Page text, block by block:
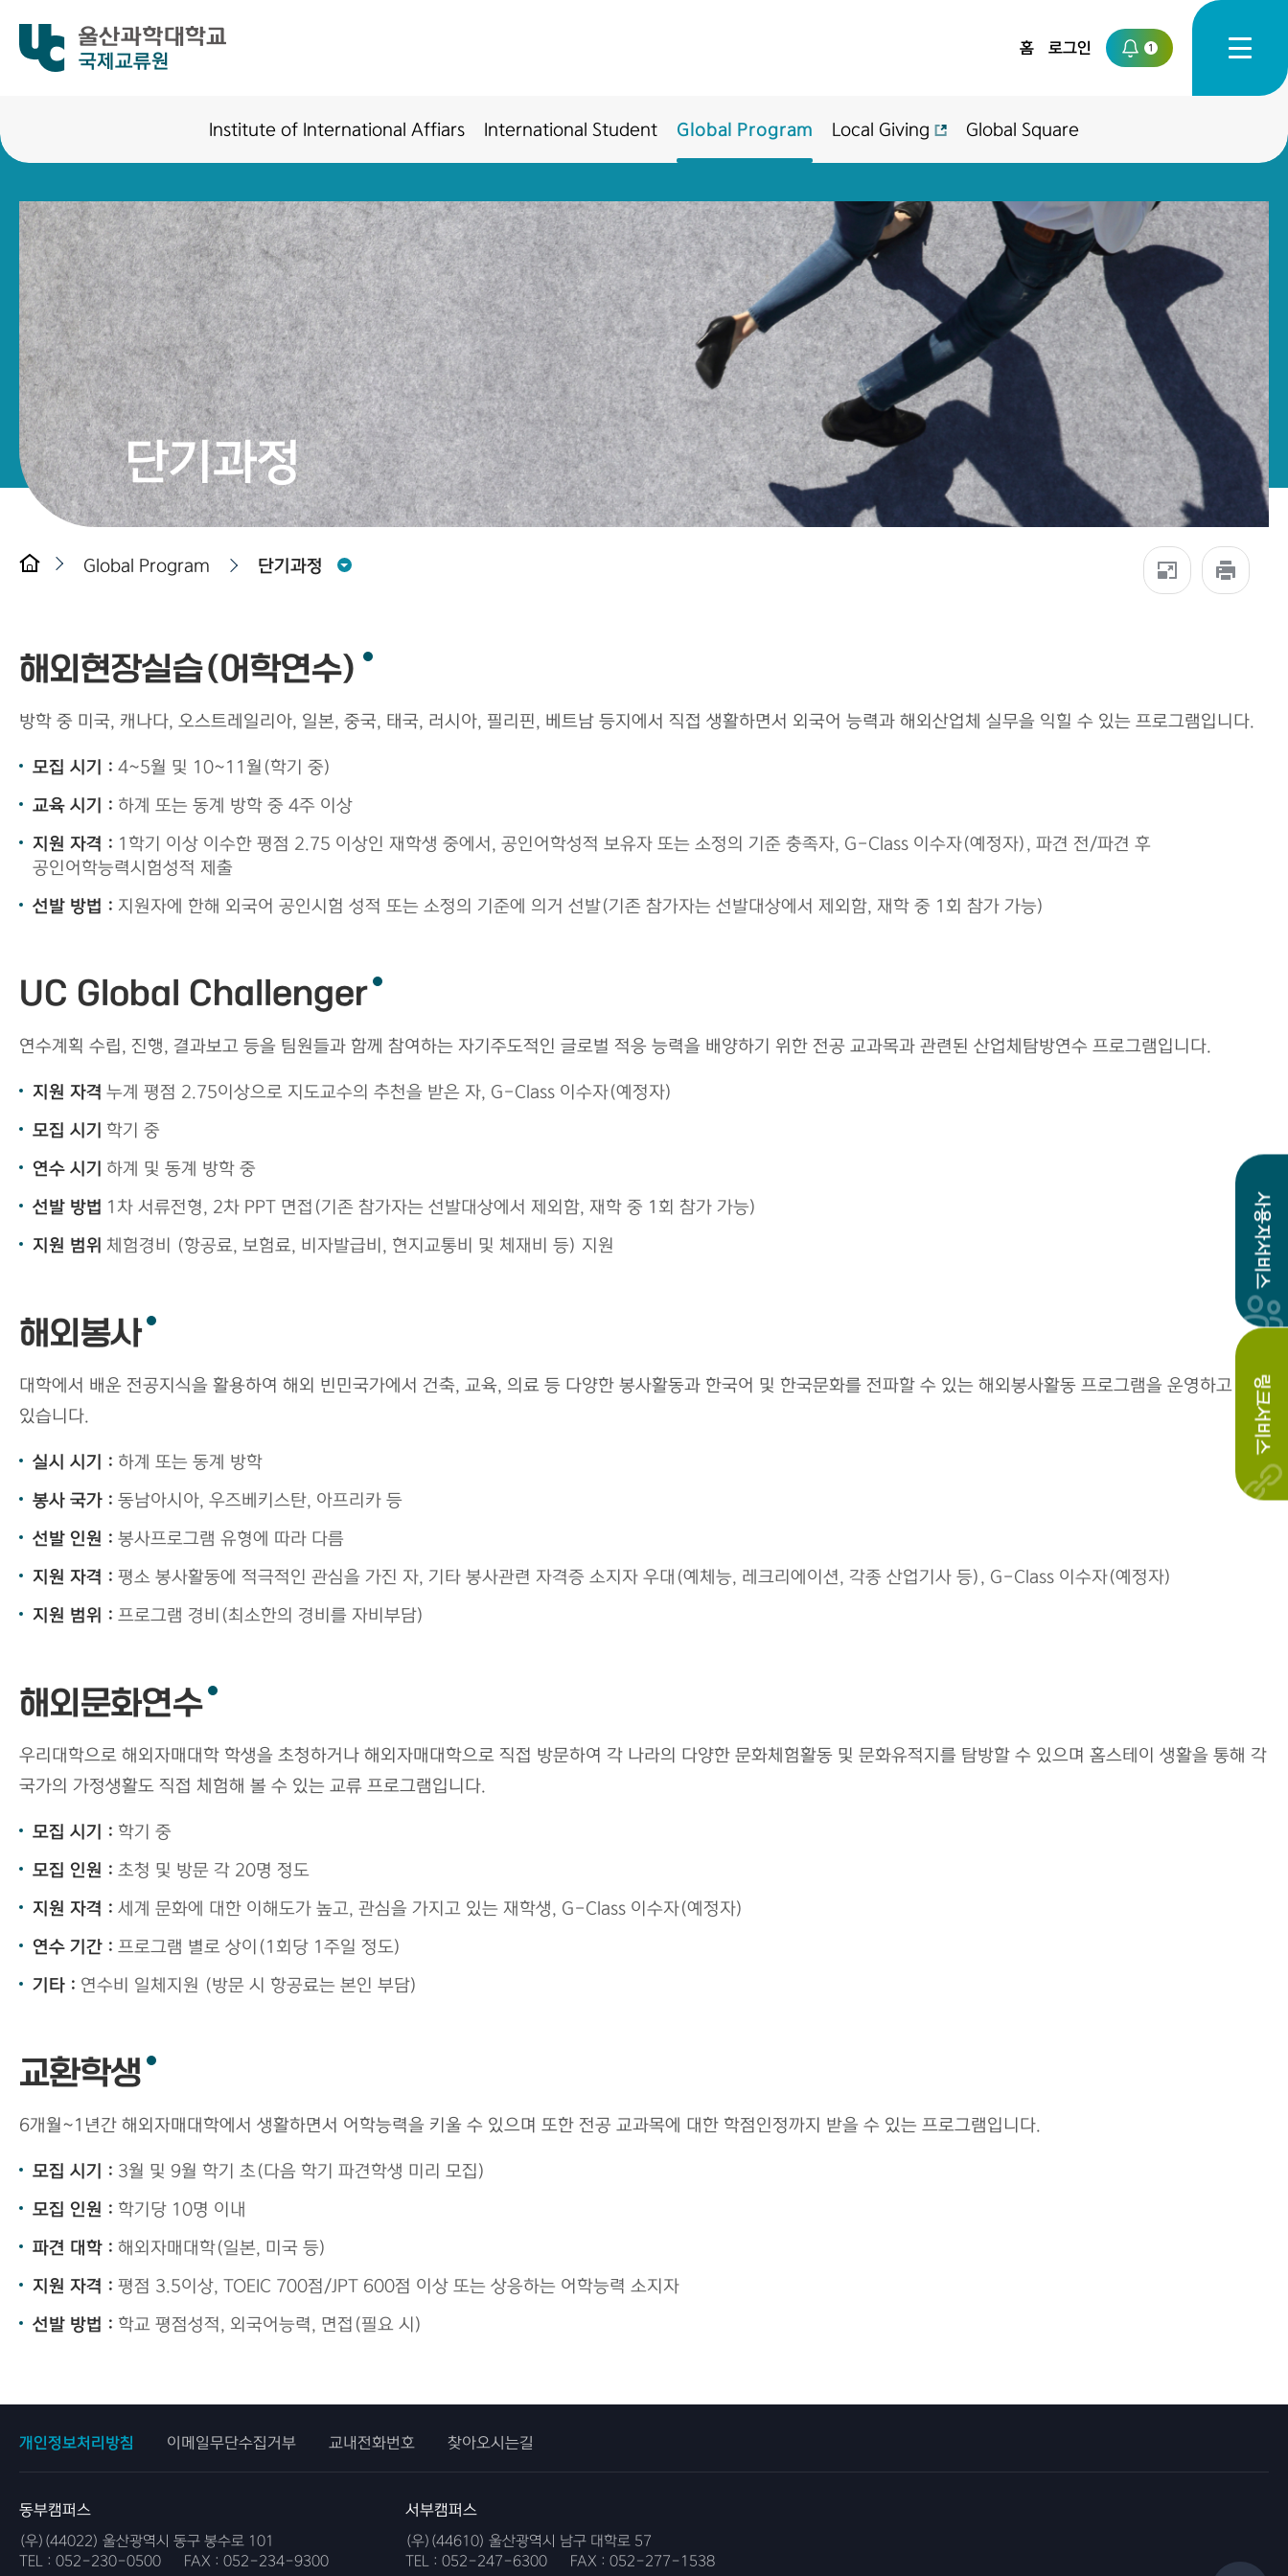
사용자서비스
링크서비스
홈 로그인 1
국제교류원
Institute of International Affiars International Student Global Program Local Giving Global Square
단기과정
Global Program 단기과정
해외현장실습(어학연수)
방학 중 미국, 캐나다, 오스트레일리아, 일본, 중국, 태국, 러시아, 필리핀, 베트남 등지에서 직접 생활하면서 외국어 능력과 해외산업체 실무을 익힐 수 있는 프로그램입니다.
모집 시기 : 4~5월 및 10~11월(학기 중)
교육 시기 : 하계 또는 동계 방학 중 4주 이상
지원 자격 : 1학기 이상 이수한 평점 2.75 이상인 재학생 중에서, 공인어학성적 보유자 또는 소정의 기준 충족자, G-Class 이수자(예정자), 파견 전/파견 후
공인어학능력시험성적 제출
선발 방법 : 지원자에 한해 외국어 공인시험 성적 또는 소정의 기준에 의거 선발(기존 참가자는 선발대상에서 제외함, 재학 중 1회 참가 가능)
UC Global Challenger
연수계획 수립, 진행, 결과보고 등을 팀원들과 함께 참여하는 자기주도적인 글로벌 적응 능력을 배양하기 위한 전공 교과목과 관련된 산업체탐방연수 프로그램입니다.
지원 자격 누계 평점 2.75이상으로 지도교수의 추천을 받은 자, G-Class 이수자(예정자)
모집 시기 학기 중
연수 시기 하계 및 동계 방학 중
선발 방법 1차 서류전형, 2차 PPT 면접(기존 참가자는 선발대상에서 제외함, 재학 중 1회 참가 가능)
지원 범위 체험경비 (항공료, 보험료, 비자발급비, 현지교통비 및 체재비 등) 지원
해외봉사
대학에서 배운 전공지식을 활용하여 해외 빈민국가에서 건축, 교육, 의료 등 다양한 봉사활동과 한국어 및 한국문화를 전파할 수 있는 해외봉사활동 프로그램을 운영하고
있습니다.
실시 시기 : 하계 또는 동계 방학
봉사 국가 : 동남아시아, 우즈베키스탄, 아프리카 등
선발 인원 : 봉사프로그램 유형에 따라 다름
지원 자격 : 평소 봉사활동에 적극적인 관심을 가진 자, 기타 봉사관련 자격증 소지자 우대(예체능, 레크리에이션, 각종 산업기사 등), G-Class 이수자(예정자)
지원 범위 : 프로그램 경비(최소한의 경비를 자비부담)
해외문화연수
우리대학으로 해외자매대학 학생을 초청하거나 해외자매대학으로 직접 방문하여 각 나라의 다양한 문화체험활동 및 문화유적지를 탐방할 수 있으며 홈스테이 생활을 통해 각
국가의 가정생활도 직접 체험해 볼 수 있는 교류 프로그램입니다.
모집 시기 : 학기 중
모집 인원 : 초청 및 방문 각 20명 정도
지원 자격 : 세계 문화에 대한 이해도가 높고, 관심을 가지고 있는 재학생, G-Class 이수자(예정자)
연수 기간 : 프로그램 별로 상이(1회당 1주일 정도)
기타 : 연수비 일체지원 (방문 시 항공료는 본인 부담)
교환학생
6개월~1년간 해외자매대학에서 생활하면서 어학능력을 키울 수 있으며 또한 전공 교과목에 대한 학점인정까지 받을 수 있는 프로그램입니다.
모집 시기 : 3월 및 9월 학기 초(다음 학기 파견학생 미리 모집)
모집 인원 : 학기당 10명 이내
파견 대학 : 해외자매대학(일본, 미국 등)
지원 자격 : 평점 3.5이상, TOEIC 700점/JPT 600점 이상 또는 상응하는 어학능력 소지자
선발 방법 : 학교 평점성적, 외국어능력, 면접(필요 시)
개인정보처리방침 이메일무단수집거부 교내전화번호 찾아오시는길
동부캠퍼스
(우)(44022) 울산광역시 동구 봉수로 101
TEL : 052-230-0500 FAX : 052-234-9300
서부캠퍼스
(우)(44610) 울산광역시 남구 대학로 57
TEL : 052-247-6300 FAX : 052-277-1538